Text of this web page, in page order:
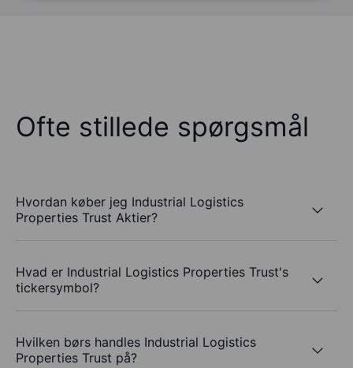
Ofte stillede spørgsmål
Hvordan køber jeg Industrial Logistics
Properties Trust Aktier?
Hvad er Industrial Logistics Properties Trust's
tickersymbol?
Hvilken børs handles Industrial Logistics
Properties Trust på?